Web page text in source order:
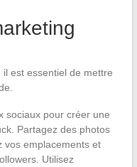
est essentiel de mettre
sociaux pour créer une
Partagez des photos
vos emplacements et
Utilisez